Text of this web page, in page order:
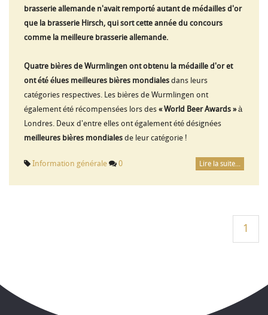
brasserie allemande n'avait remporté autant de médailles d'or
que la brasserie Hirsch, qui sort cette année du concours
comme la meilleure brasserie allemande.
Quatre bières de Wurmlingen ont obtenu la médaille d'or et
ont été élues meilleures bières mondiales dans leurs
catégories respectives. Les bières de Wurmlingen ont
également été récompensées lors des « World Beer Awards »à
Londres. Deux d'entre elles ont également été désignées
meilleures bières mondiales de leur catégorie !
Information générale 0 Lire la suite...
1